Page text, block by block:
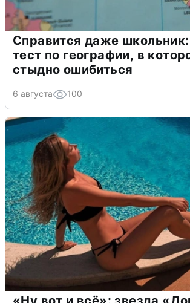
Справится даже
тест по географии, в
стыдно ошибиться
6 августа 100